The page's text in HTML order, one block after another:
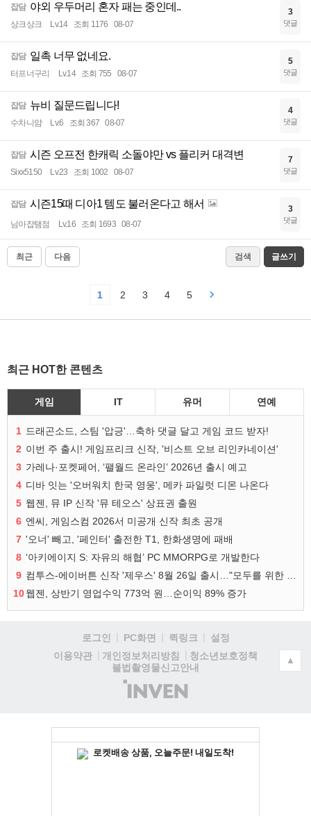
잡담 야외 우두머리 혼자 패는 중인데..
상크상크 Lv.14 조회 1176 08-07
3
댓글
잡담 일촉 너무 없네요.
터프너구리 Lv.14 조회 755 08-07
5
댓글
잡담 뉴비 질문드립니다!
수차니얌 Lv.6 조회 367 08-07
4
댓글
잡담 시즌 오프전 한캐릭 소돌야만 vs 플리커 대격변
Sixx5150 Lv.23 조회 1002 08-07
7
댓글
잡담 시즌15때 디아1 템도 불러온다고 해서
님아잡탬점 Lv.16 조회 1693 08-07
3
댓글
최근 다음 검색 글쓰기
1 2 3 4 5
최근 HOT한 콘텐츠
게임 IT 유머 연예
1 드래곤소드, 스팀 '압긍'…축하 댓글 달고 게임 코드 받자!
2 이번 주 출시! 게임프리크 신작, '비스트 오브 리인카네이션'
3 가레나·포켓페어, ‘팰월드 온라인’ 2026년 출시 예고
4 디바 잇는 '오버워치 한국 영웅', 메카 파일럿 디몬 나온다
5 웹젠, 뮤 IP 신작 '뮤 테오스' 상표권 출원
6 엔씨, 게임스컴 2026서 미공개 신작 최초 공개
7 '오너' 빼고, '페인터' 출전한 T1, 한화생명에 패배
8 ‘아키에이지 S: 자유의 해협’ PC MMORPG로 개발한다
9
10웹젠, 상반기 영업수익 773억 원…순이익 89% 증가
로그인 PC화면 퀵링크
설정
이용약관
개인정보처리방침
청소년보호정책
불법촬영물신고안내
(주)
인
▲